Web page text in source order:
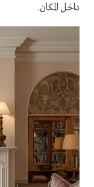
داخل المكان.